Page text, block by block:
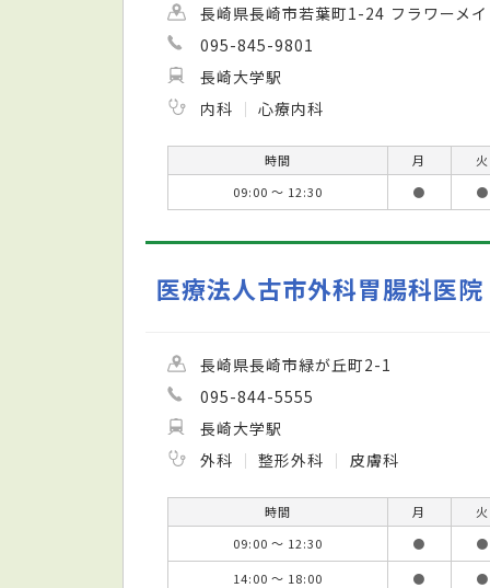
長崎県長崎市若葉町1-24 フラワーメ
095-845-9801
長崎大学駅
内科
心療内科
時間 月 火
09:00 ～ 12:30
● ●
医療法人古市外科胃腸科医院
長崎県長崎市緑が丘町2-1
095-844-5555
長崎大学駅
外科
整形外科 皮膚科
時間 月 火
09:00 ～ 12:30
● ●
14:00 ～ 18:00
● ●